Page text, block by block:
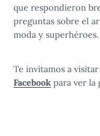
que respondieron
preguntas sobre el
moda y superhéroes.
Te invitamos a
Facebook para ver la